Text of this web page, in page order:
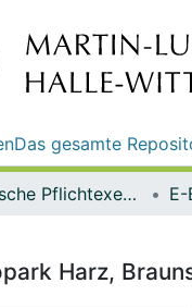
Das gesamte
Elektronische Pflichtexemplare E-
Harz,